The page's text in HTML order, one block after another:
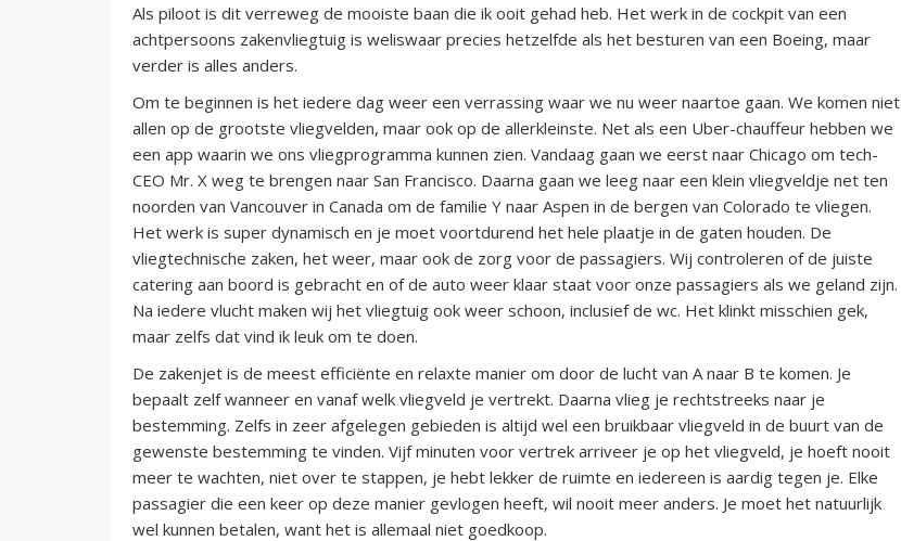
Als piloot is dit verreweg de mooiste baan die ik ooit gehad heb. Het werk in de cockpit van een
achtpersoons zakenvliegtuig is weliswaar precies hetzelfde als het besturen van een Boeing, maar
verder is alles anders.
Om te beginnen is het iedere dag weer een verrassing waar we nu weer naartoe gaan. We komen niet
allen op de grootste vliegvelden, maar ook op de allerkleinste. Net als een Uber-chauffeur hebben we
een app waarin we ons vliegprogramma kunnen zien. Vandaag gaan we eerst naar Chicago om tech-
CEO Mr. X weg te brengen naar San Francisco. Daarna gaan we leeg naar een klein vliegveldje net ten
noorden van Vancouver in Canada om de familie Y naar Aspen in de bergen van Colorado te vliegen.
Het werk is super dynamisch en je moet voortdurend het hele plaatje in de gaten houden. De
vliegtechnische zaken, het weer, maar ook de zorg voor de passagiers. Wij controleren of de juiste
catering aan boord is gebracht en of de auto weer klaar staat voor onze passagiers als we geland zijn.
Na iedere vlucht maken wij het vliegtuig ook weer schoon, inclusief de wc. Het klinkt misschien gek,
maar zelfs dat vind ik leuk om te doen.
De zakenjet is de meest efficiënte en relaxte manier om door de lucht van A naar B te komen. Je
bepaalt zelf wanneer en vanaf welk vliegveld je vertrekt. Daarna vlieg je rechtstreeks naar je
bestemming. Zelfs in zeer afgelegen gebieden is altijd wel een bruikbaar vliegveld in de buurt van de
gewenste bestemming te vinden. Vijf minuten voor vertrek arriveer je op het vliegveld, je hoeft nooit
meer te wachten, niet over te stappen, je hebt lekker de ruimte en iedereen is aardig tegen je. Elke
passagier die een keer op deze manier gevlogen heeft, wil nooit meer anders. Je moet het natuurlijk
wel kunnen betalen, want het is allemaal niet goedkoop.